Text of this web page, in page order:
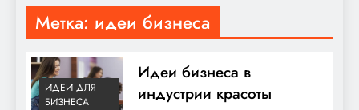
Метка: идеи бизнеса
ИДЕИ ДЛЯ
БИЗНЕСА
Идеи бизнеса в
индустрии красоты